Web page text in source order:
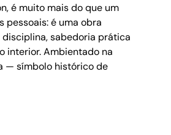
é muito mais do que um
pessoais: é uma obra
sabedoria prática
interior. Ambientado na
— símbolo histórico de